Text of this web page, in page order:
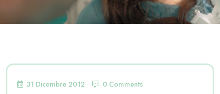
31 Dicembre 2012 0 Comments